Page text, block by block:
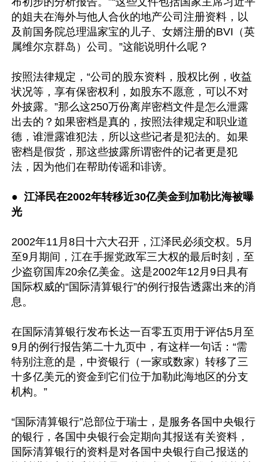
的姐夫在海外与他人合伙的地产公司注册资料，以
及前国务院总理温家宝的儿子、女婿注册的BVI（英
属维尔京群岛）公司。”这能说明什么呢？
按照法律规定，“公司的股东资料，股权比例，收益
状况等，享有保密权利，如股东不愿意，可以不对
外披露。”那么这250万份离岸密档文件是怎么泄露
出去的？如果密档是真的，按照法律规定和职业道
德，谁泄露谁犯法，所以这些记者是犯法的。如果
密档是假货，那这些披露所谓密件的记者更是犯
法，因为他们在帮助传谣和诽谤。
● 江泽民在2002年转移近30亿美金到加勒比海被曝
光
2002年11月8日十六大召开，江泽民必须交权。5月
至9月期间，江在手握党政军三大权的最后时刻，至
少盗窃国库20余亿美金。这是2002年12月9日具有
国际权威的“国际清算银行”的例行报告透露出来的消
息。
在国际清算银行发布长达一百零五页用于评估5月至
9月的例行报告第二十九页中，有这样一句话：“需
特别注意的是，中资银行（一家或数家）转移了三
十多亿美元的资金到它们位于加勒此海地区的分支
机构。”
“国际清算银行”总部位于瑞士，是服务各国中央银行
的银行，各国中央银行会定期向其报送有关资料，
国际清算银行的资料是对各国中央银行自己报送的